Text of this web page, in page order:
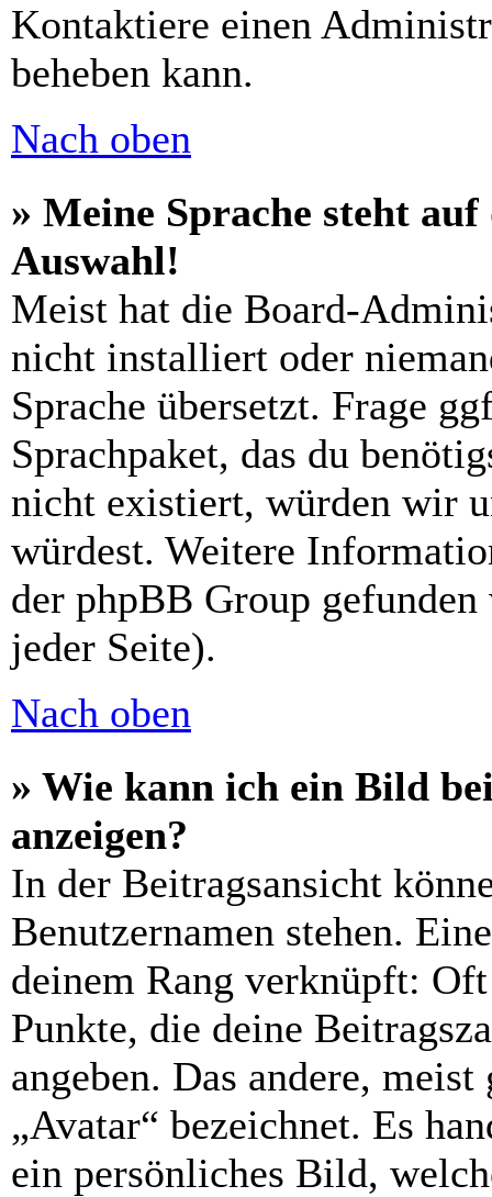
Kontaktiere einen
beheben kann.
Nach oben
» Meine Sprache steht
Auswahl!
Meist hat die Board-
nicht installiert oder
Sprache übersetzt. Frage
Sprachpaket, das du
nicht existiert, würden wir
würdest. Weitere
der phpBB Group
jeder Seite).
Nach oben
» Wie kann ich ein Bild
anzeigen?
In der Beitragsansicht
Benutzernamen stehen.
deinem Rang verknüpft:
Punkte, die deine
angeben. Das andere,
„Avatar“ bezeichnet. Es
ein persönliches Bild,